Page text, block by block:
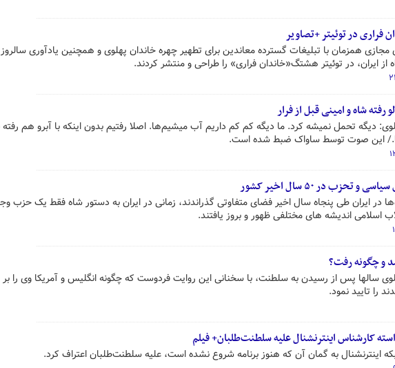
در توئیتر +تصاویر
مجازی همزمان با تبلیغات گسترده معاندین برای تطهیر چهره خاندان پهلوی و همچنین یادآوری سالروز
ایران، در توئیتر هشتگ«خاندان فراری» را طراحی و منتشر کردند.
شاه و امینی قبل از فرار
دیگه تحمل نمیشه کرد. ما دیگه کم کم داریم آب میشیم‌ها. اصلا رفتیم بدون اینکه با آبرو هم رفته
این صوت توسط ساواک ضبط شده است.
تحزب در ۵۰ سال اخیر کشور
در ایران طی پنجاه سال اخیر فضای متفاوتی گذراندند، زمانی در ایران به دستور شاه فقط یک حزب
اسلامی اندیشه های مختلفی ظهور و بروز یافتند.
و چگونه رفت؟
سالها پس از رسیدن به سلطنت، با سخنانی این روایت فردوست که چگونه انگلیس و آمریکا وی را
را تایید نمود.
کارشناس اینترنشنال علیه سلطنت‌طلبان+ فیلم
اینترنشنال به گمان آن که هنوز برنامه شروع نشده است، علیه سلطنت‌طلبان اعتراف کرد.